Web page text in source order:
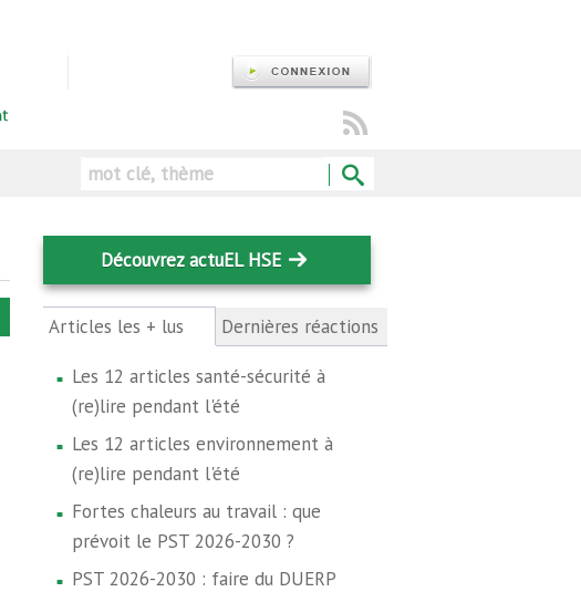
Rechercher
Découvrez actuEL HSE
Articles les + lus (onglet
actif)
Dernières réactions
Les 12 articles santé-sécurité à
(re)lire pendant l'été
Les 12 articles environnement à
(re)lire pendant l'été
Fortes chaleurs au travail : que
prévoit le PST 2026-2030 ?
PST 2026-2030 : faire du DUERP